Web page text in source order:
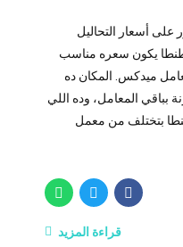
على أسعار التحاليل
يكون سعره مناسب
ميدكس. المكان ده
بباقي المعامل، وده اللي
بتختلف من معمل
قراءة المزيد